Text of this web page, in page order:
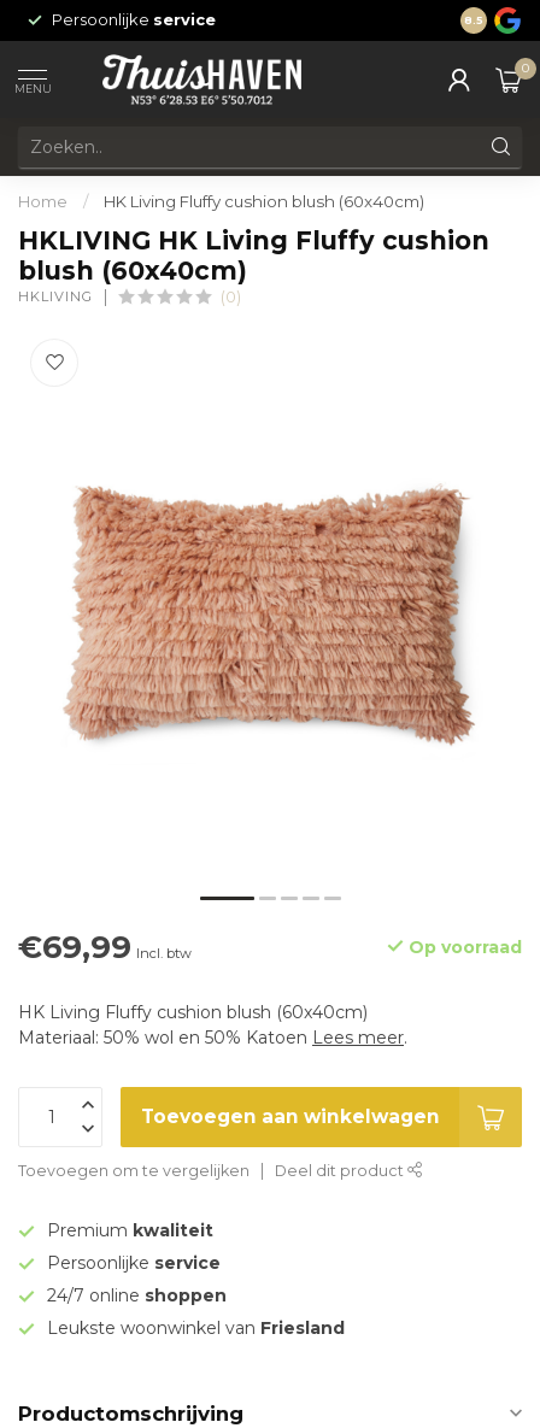
Persoonlijke service 24/7
8.5
MENU
0
Home / HK Living Fluffy cushion blush (60x40cm)
HKLIVING HK Living Fluffy cushion
blush (60x40cm)
HKLIVING (0)
€69,99 Incl. btw Op voorraad
HK Living Fluffy cushion blush (60x40cm)
Materiaal: 50% wol en 50% Katoen Lees meer.
Toevoegen aan winkelwagen
Toevoegen om te vergelijken Deel dit product
Premium kwaliteit
Persoonlijke service
24/7 online shoppen
Leukste woonwinkel van Friesland
Productomschrijving